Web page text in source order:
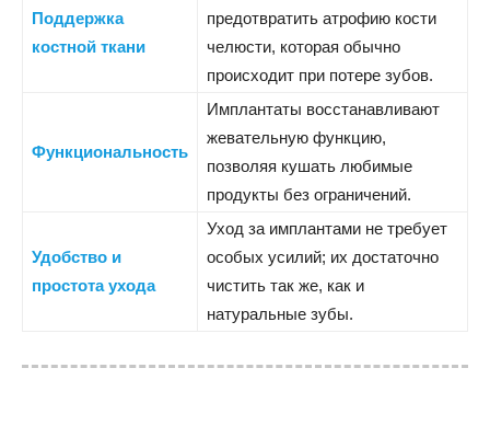
Поддержка
костной ткани
предотвратить атрофию кости
челюсти, которая обычно
происходит при потере зубов.
Функциональность
Имплантаты восстанавливают
жевательную функцию,
позволяя кушать любимые
продукты без ограничений.
Удобство и
простота ухода
Уход за имплантами не требует
особых усилий; их достаточно
чистить так же, как и
натуральные зубы.